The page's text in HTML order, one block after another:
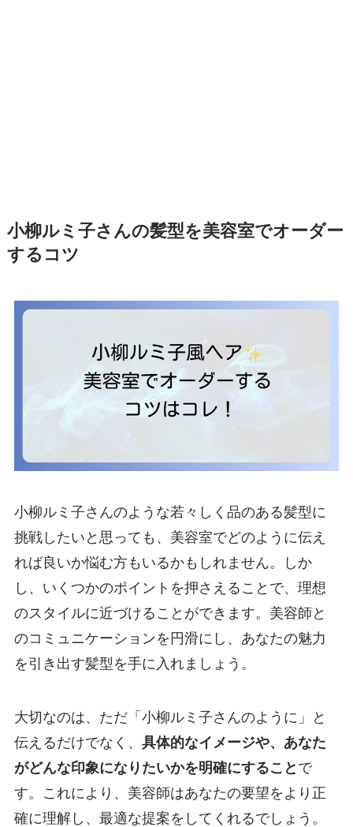
小柳ルミ子さんの髪型を美容室でオーダー
するコツ
小柳ルミ子さんのような若々しく品のある髪型に
挑戦したいと思っても、美容室でどのように伝え
れば良いか悩む方もいるかもしれません。しか
し、いくつかのポイントを押さえることで、理想
のスタイルに近づけることができます。美容師と
のコミュニケーションを円滑にし、あなたの魅力
を引き出す髪型を手に入れましょう。
大切なのは、ただ「小柳ルミ子さんのように」と
伝えるだけでなく、 具体的なイメージや、あなた
がどんな印象になりたいかを明確にすること で
す。これにより、美容師はあなたの要望をより正
確に理解し、最適な提案をしてくれるでしょう。